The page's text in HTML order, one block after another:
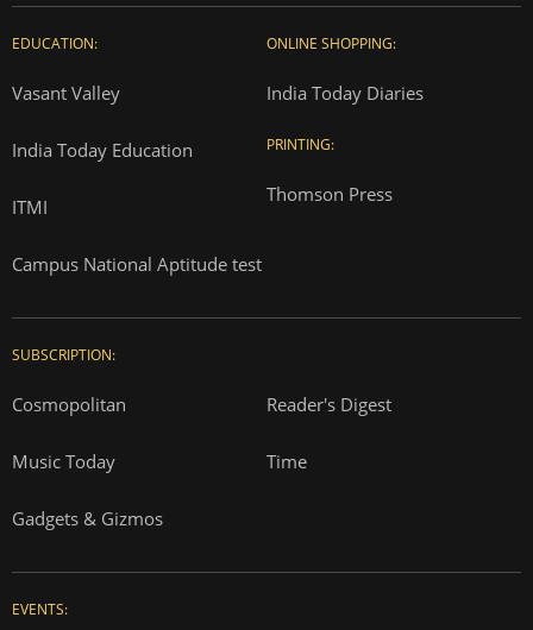
EDUCATION:
Vasant Valley
India Today Education
ITMI
Campus National Aptitude test
ONLINE SHOPPING:
India Today Diaries
PRINTING:
Thomson Press
SUBSCRIPTION:
Cosmopolitan Reader's Digest
Music Today Time
Gadgets & Gizmos
EVENTS: